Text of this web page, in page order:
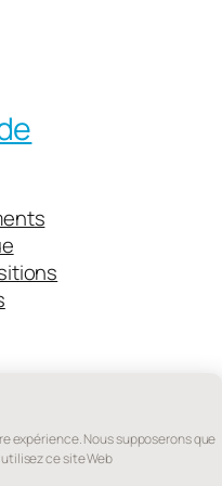
expérience. Nous supposerons que
ce site Web